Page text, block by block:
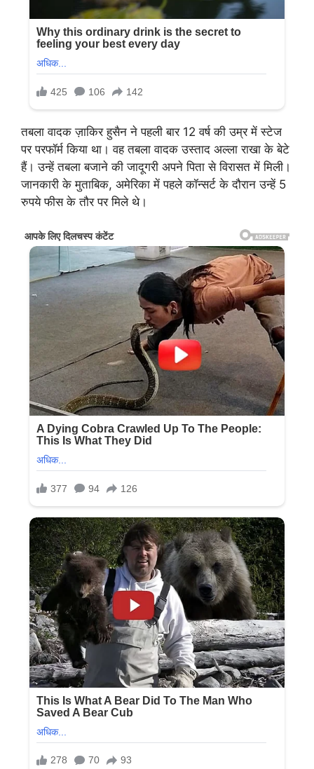
तबला वादक ज़ाकिर हुसैन ने पहली बार 12 वर्ष की उम्र में स्टेज
पर परफॉर्म किया था। वह तबला वादक उस्ताद अल्ला राखा के बेटे
हैं। उन्हें तबला बजाने की जादूगरी अपने पिता से विरासत में मिली।
जानकारी के मुताबिक, अमेरिका में पहले कॉन्सर्ट के दौरान उन्हें 5
रुपये फीस के तौर पर मिले थे।